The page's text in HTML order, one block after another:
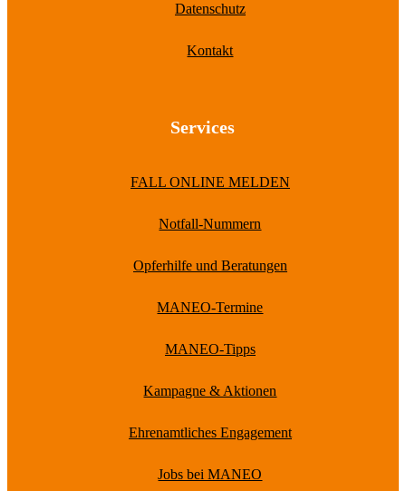
Datenschutz
Kontakt
Services
FALL ONLINE MELDEN
Notfall-Nummern
Opferhilfe und Beratungen
MANEO-Termine
MANEO-Tipps
Kampagne & Aktionen
Ehrenamtliches Engagement
Jobs bei MANEO